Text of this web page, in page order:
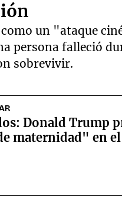
un "ataque
persona falleció
sobrevivir.
Donald Trump
maternidad" en